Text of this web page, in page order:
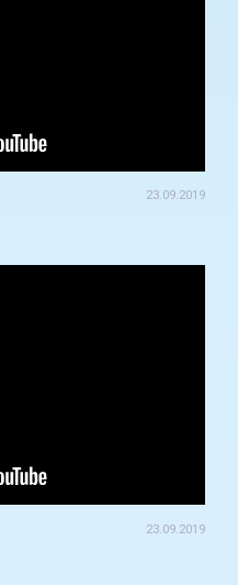
23.09.2019
23.09.2019